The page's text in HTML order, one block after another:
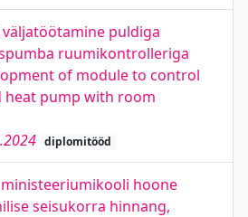
puldiga
ruumikontrolleriga
of module to control
pump with room
diplomitööd
ministeeriumikooli hoone
seisukorra hinnang,